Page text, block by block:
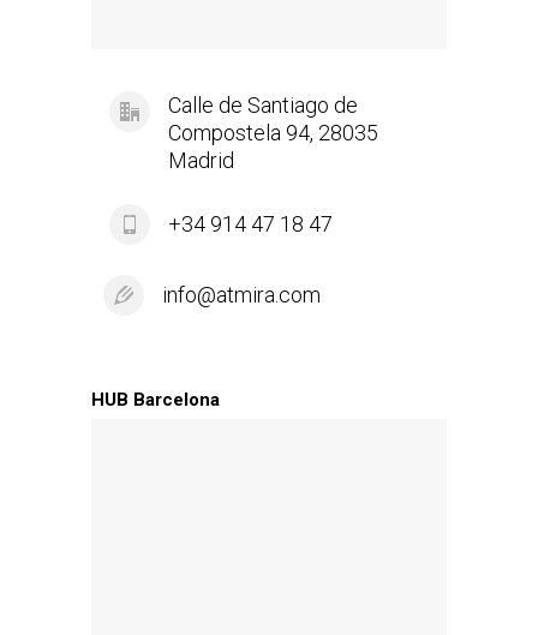
Calle de Santiago de
Compostela 94, 28035
Madrid
+34 914 47 18 47
info@atmira.com
HUB Barcelona